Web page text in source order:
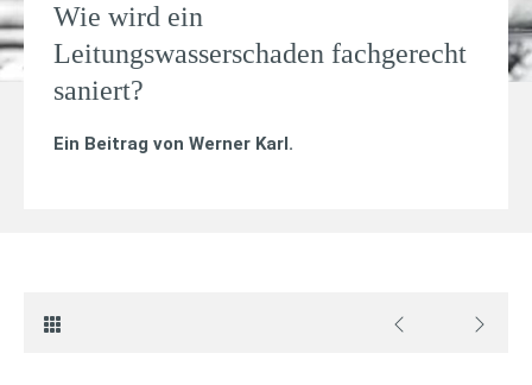
Wie wird ein
Leitungswasserschaden fachgerecht
saniert?
Ein Beitrag von Werner Karl.